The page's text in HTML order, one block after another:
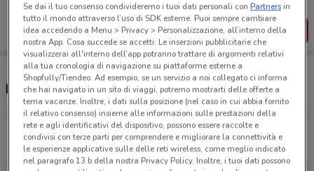
dal tuo cellulare.
SCARICA L’APP
Ristoranti 100 Montaditos nelle vicinanze
Via Collatina, 858 Roma
10.8 km
Se dai il tuo consenso condivideremo i tuoi dati personali conPartnersin
tutto il mondo attraverso l’uso di SDK esterne. Puoi sempre cambiare
idea accedendo a Menu > Privacy > Personalizzazione, all’interno della
nostra App. Cosa succede se accetti: Le inserzioni pubblicitarie che
visualizzerai all'interno dell’app potranno trattare di argomenti relativi
alla tua cronologia di navigazione su piattaforme esterne a
Shopfully/Tiendeo. Ad esempio, se un servizio a noi collegato ci informa
che hai navigato in un sito di viaggi, potremo mostrarti delle offerte a
tema vacanze. Inoltre, i dati sulla posizione (nel caso in cui abbia fornito
il relativo consenso) insieme alle informazioni sulle prestazioni della
rete e agli identificativi del dispositivo, possono essere raccolte e
condivisi con terze parti per comprendere e migliorare la connettività e
le esperienze applicative sulle delle reti wireless, come meglio indicato
nel paragrafo 13.b della nostra Privacy Policy. Inoltre, i tuoi dati possono